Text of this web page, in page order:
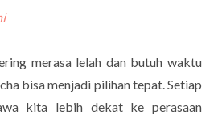
merasa lelah dan butuh waktu
bisa menjadi pilihan tepat. Setiap
kita lebih dekat ke perasaan